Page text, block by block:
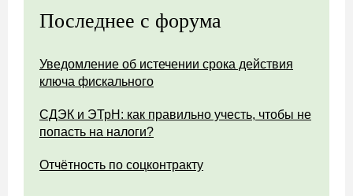
Последнее с форума
Уведомление об истечении срока действия
ключа фискального
СДЭК и ЭТрН: как правильно учесть, чтобы не
попасть на налоги?
Отчётность по соцконтракту